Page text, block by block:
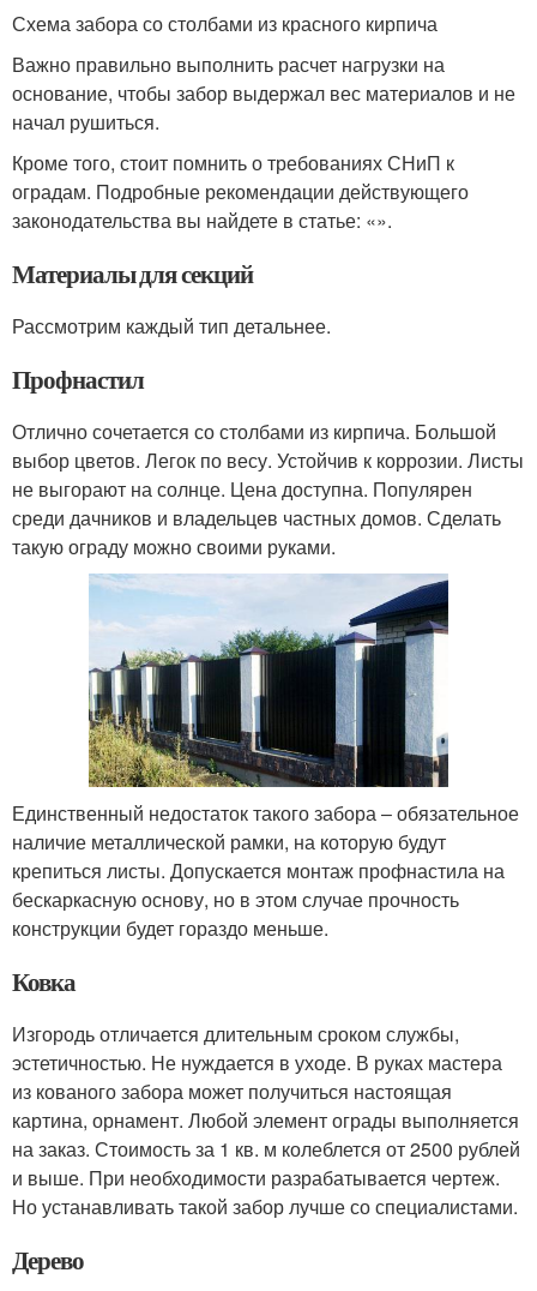
Схема забора со столбами из красного кирпича
Важно правильно выполнить расчет нагрузки на
основание, чтобы забор выдержал вес материалов и не
начал рушиться.
Кроме того, стоит помнить о требованиях СНиП к
оградам. Подробные рекомендации действующего
законодательства вы найдете в статье: «».
Материалы для секций
Рассмотрим каждый тип детальнее.
Профнастил
Отлично сочетается со столбами из кирпича. Большой
выбор цветов. Легок по весу. Устойчив к коррозии. Листы
не выгорают на солнце. Цена доступна. Популярен
среди дачников и владельцев частных домов. Сделать
такую ограду можно своими руками.
Единственный недостаток такого забора ‒ обязательное
наличие металлической рамки, на которую будут
крепиться листы. Допускается монтаж профнастила на
бескаркасную основу, но в этом случае прочность
конструкции будет гораздо меньше.
Ковка
Изгородь отличается длительным сроком службы,
эстетичностью. Не нуждается в уходе. В руках мастера
из кованого забора может получиться настоящая
картина, орнамент. Любой элемент ограды выполняется
на заказ. Стоимость за 1 кв. м колеблется от 2500 рублей
и выше. При необходимости разрабатывается чертеж.
Но устанавливать такой забор лучше со специалистами.
Дерево